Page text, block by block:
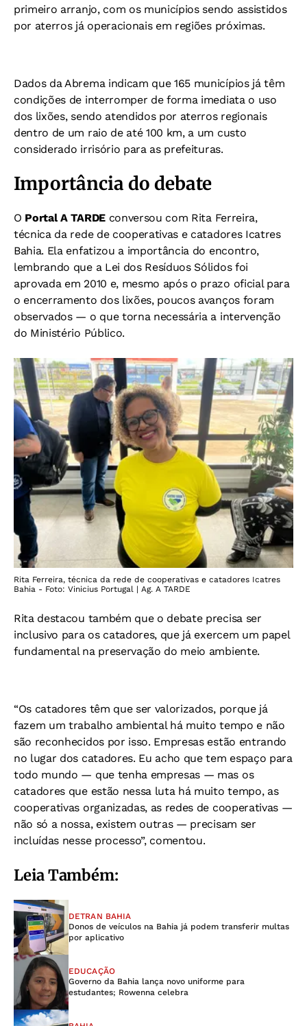
primeiro arranjo, com os municípios sendo assistidos
por aterros já operacionais em regiões próximas.
Dados da Abrema indicam que 165 municípios já têm
condições de interromper de forma imediata o uso
dos lixões, sendo atendidos por aterros regionais
dentro de um raio de até 100 km, a um custo
considerado irrisório para as prefeituras.
Importância do debate
O Portal A TARDEconversou com Rita Ferreira,
técnica da rede de cooperativas e catadores Icatres
Bahia. Ela enfatizou a importância do encontro,
lembrando que a Lei dos Resíduos Sólidos foi
aprovada em 2010 e, mesmo após o prazo oficial para
o encerramento dos lixões, poucos avanços foram
observados — o que torna necessária a intervenção
do Ministério Público.
Rita Ferreira, técnica da rede de cooperativas e catadores Icatres
Bahia - Foto: Vinicius Portugal | Ag. A TARDE
Rita destacou também que o debate precisa ser
inclusivo para os catadores, que já exercem um papel
fundamental na preservação do meio ambiente.
“Os catadores têm que ser valorizados, porque já
fazem um trabalho ambiental há muito tempo e não
são reconhecidos por isso. Empresas estão entrando
no lugar dos catadores. Eu acho que tem espaço para
todo mundo — que tenha empresas — mas os
catadores que estão nessa luta há muito tempo, as
cooperativas organizadas, as redes de cooperativas —
não só a nossa, existem outras — precisam ser
incluídas nesse processo”, comentou.
Leia Também:
DETRAN BAHIA
Donos de veículos na Bahia já podem transferir multas
por aplicativo
EDUCAÇÃO
Governo da Bahia lança novo uniforme para
estudantes; Rowenna celebra